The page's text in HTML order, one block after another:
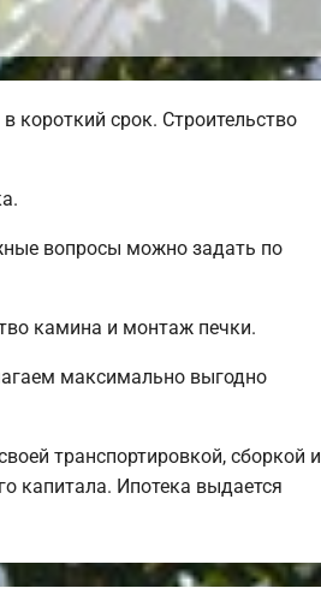
короткий срок. Строительство
вопросы можно задать по
камина и монтаж печки.
максимально выгодно
транспортировкой, сборкой и
капитала. Ипотека выдается